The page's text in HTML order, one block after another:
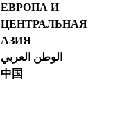
ЕВРОПА И
ЦЕНТРАЛЬНАЯ
АЗИЯ
الوطن العربي
中国